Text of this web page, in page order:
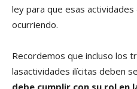
ley para que esas
ocurriendo.
Recordemos que incluso los
lasactividades ilícitas deben
debe cumplir con su rol en